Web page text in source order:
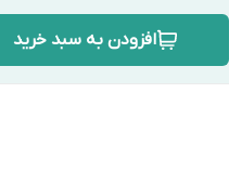
افزودن به سبد خرید